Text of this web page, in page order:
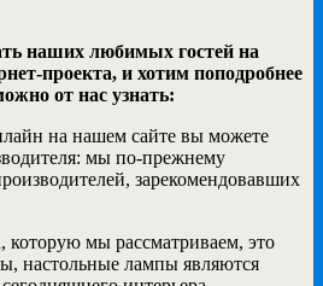
наших любимых гостей на
проекта, и хотим поподробнее
от нас узнать:
на нашем сайте вы можете
мы по-прежнему
зарекомендовавших
которую мы рассматриваем, это
настольные лампы являются